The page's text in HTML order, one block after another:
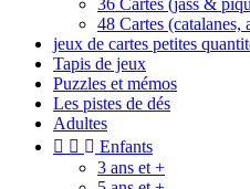
36 Cartes (jass &
48 Cartes (catalanes,
jeux de cartes petites
Tapis de jeux
Puzzles et mémos
Les pistes de dés
Adultes
 
Enfants
3 ans et +